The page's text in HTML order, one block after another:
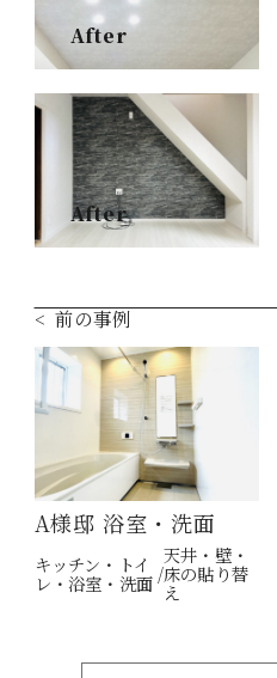
After
After
前の事例
A様邸 浴室・洗面
キッチン・トイ
レ・浴室・洗面
天井・壁・
床の貼り替
え